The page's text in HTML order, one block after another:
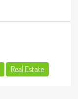
Real Estate